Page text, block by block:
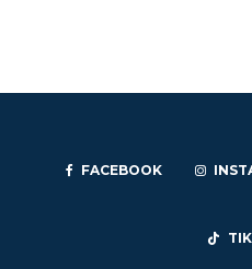
FACEBOOK